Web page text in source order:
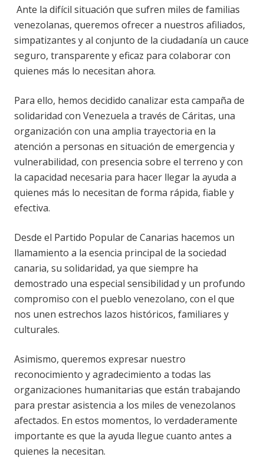
Ante la difícil situación que sufren miles de familias
venezolanas, queremos ofrecer a nuestros afiliados,
simpatizantes y al conjunto de la ciudadanía un cauce
seguro, transparente y eficaz para colaborar con
quienes más lo necesitan ahora.
Para ello, hemos decidido canalizar esta campaña de
solidaridad con Venezuela a través de Cáritas, una
organización con una amplia trayectoria en la
atención a personas en situación de emergencia y
vulnerabilidad, con presencia sobre el terreno y con
la capacidad necesaria para hacer llegar la ayuda a
quienes más lo necesitan de forma rápida, fiable y
efectiva.
Desde el Partido Popular de Canarias hacemos un
llamamiento a la esencia principal de la sociedad
canaria, su solidaridad, ya que siempre ha
demostrado una especial sensibilidad y un profundo
compromiso con el pueblo venezolano, con el que
nos unen estrechos lazos históricos, familiares y
culturales.
Asimismo, queremos expresar nuestro
reconocimiento y agradecimiento a todas las
organizaciones humanitarias que están trabajando
para prestar asistencia a los miles de venezolanos
afectados. En estos momentos, lo verdaderamente
importante es que la ayuda llegue cuanto antes a
quienes la necesitan.